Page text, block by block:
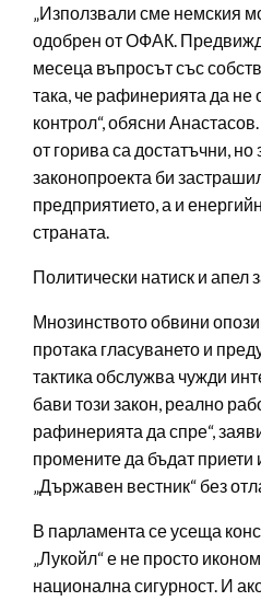
„Използвали сме немския
одобрен от ОФАК.
месеца въпросът със
така, че рафинерията да не
контрол“, обясни
от горива са достатъчни, но
законопроекта би
предприятието, а и
страната.
Политически натиск и апел
Мнозинството обвини
протака гласуването и
тактика обслужва чужди
бави този закон, реално
рафинерията да спре“,
промените да бъдат приети
„Държавен вестник“ без
В парламента се усеща
„Лукойл“ е не просто
национална сигурност. И